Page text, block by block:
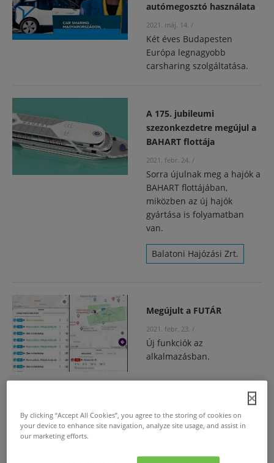
autómegosztó használata
2021. máj. 14. /
Két éves Budapesten
Európa legnagyobb
carsharing szolgáltatása.
A 175. jubileumi
szezonkezdetre megújul a
BAHART flottája
2021. febr. 24. /
Sorra újulnak meg a hajók a
BAHART flottájában,
miközben az új hajók
gyártása is folyamatban
van.
Balatoni Hajózási Zrt.
Megújult a FUTÁR
2021. febr. 23. /
Új funkciók az
alkalmazásban.
2020 kihívásai ellenére is
ragaszkodik zöld
2021. jan. 15. /
By clicking “Accept All Cookies”, you agree to the storing of cookies on
your device to enhance site navigation, analyze site usage, and assist in
our marketing efforts.